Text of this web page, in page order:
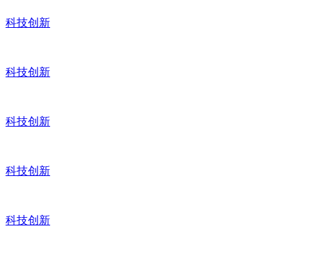
科技创新
科技创新
科技创新
科技创新
科技创新